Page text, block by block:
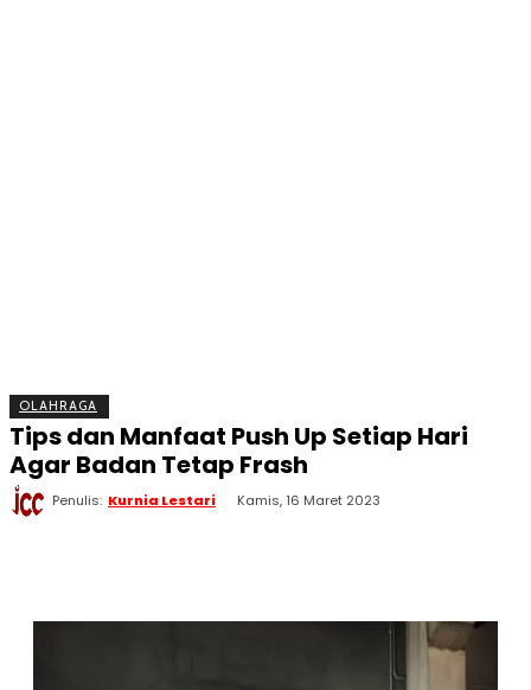
OLAHRAGA
Tips dan Manfaat Push Up Setiap Hari
Agar Badan Tetap Frash
Penulis: Kurnia Lestari Kamis, 16 Maret 2023